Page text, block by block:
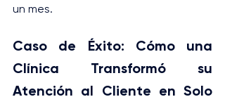
un mes.
Caso de Éxito: Cómo una
Clínica Transformó su
Atención al Cliente en Solo